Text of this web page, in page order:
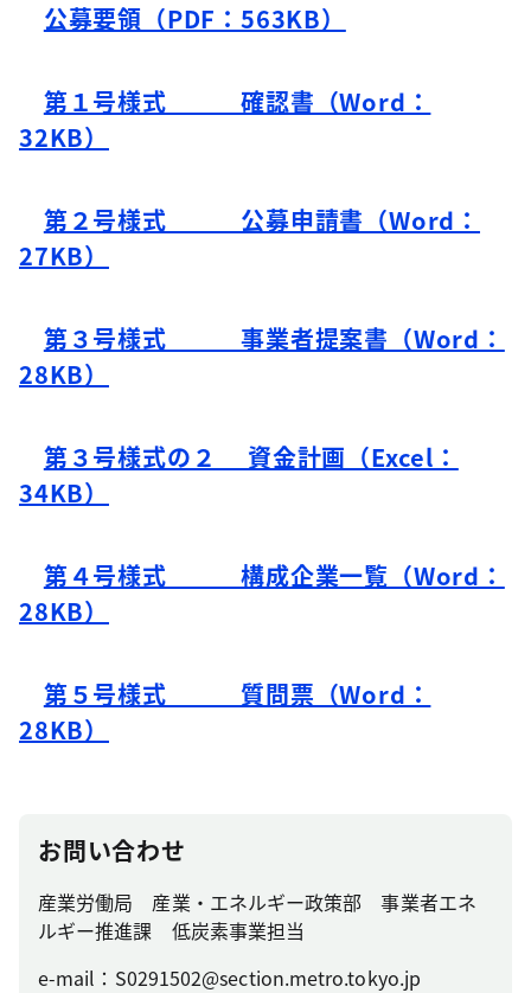
公募要領（PDF：563KB）
第１号様式 確認書（Word：
32KB）
第２号様式 公募申請書（Word：
27KB）
第３号様式 事業者提案書（Word：
28KB）
第３号様式の２ 資金計画（Excel：
34KB）
第４号様式 構成企業一覧（Word：
28KB）
第５号様式 質問票（Word：
28KB）
お問い合わせ
産業労働局 産業・エネルギー政策部 事業者エネ
ルギー推進課 低炭素事業担当
e-mail：S0291502@section.metro.tokyo.jp